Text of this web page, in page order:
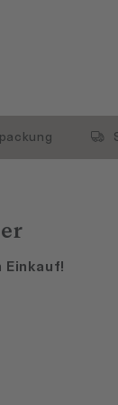
Einkauf!